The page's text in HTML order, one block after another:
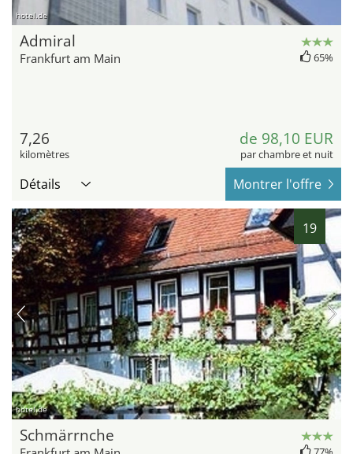
hotel.de
Admiral
Frankfurt am Main 65%
7,26
kilomètres
de 98,10 EUR
par chambre et nuit
Détails Montrer l'offre
19
hotel.de
Schmärrnche